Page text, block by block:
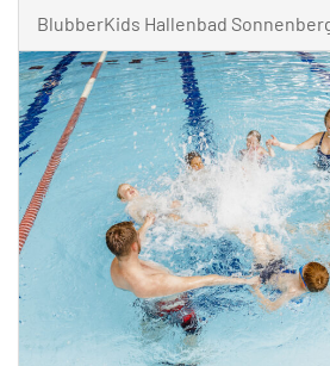
BlubberKids Hallenbad